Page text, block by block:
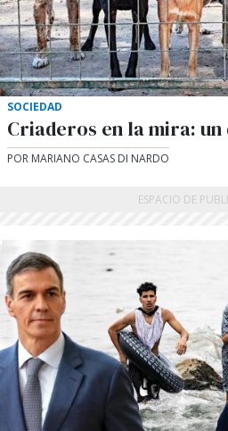
SOCIEDAD
Criaderos en la mira:
POR MARIANO CASAS DI NARDO